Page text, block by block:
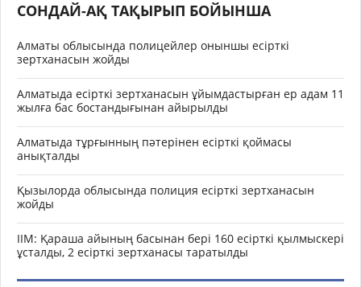
СОНДАЙ-АҚ ТАҚЫРЫП БОЙЫНША
Алматы облысында полицейлер оныншы есірткі
зертханасын жойды
Алматыда есірткі зертханасын ұйымдастырған ер адам 11
жылға бас бостандығынан айырылды
Алматыда тұрғынның пәтерінен есірткі қоймасы
анықталды
Қызылорда облысында полиция есірткі зертханасын
жойды
ІІМ: Қараша айының басынан бері 160 есірткі қылмыскері
ұсталды, 2 есірткі зертханасы таратылды